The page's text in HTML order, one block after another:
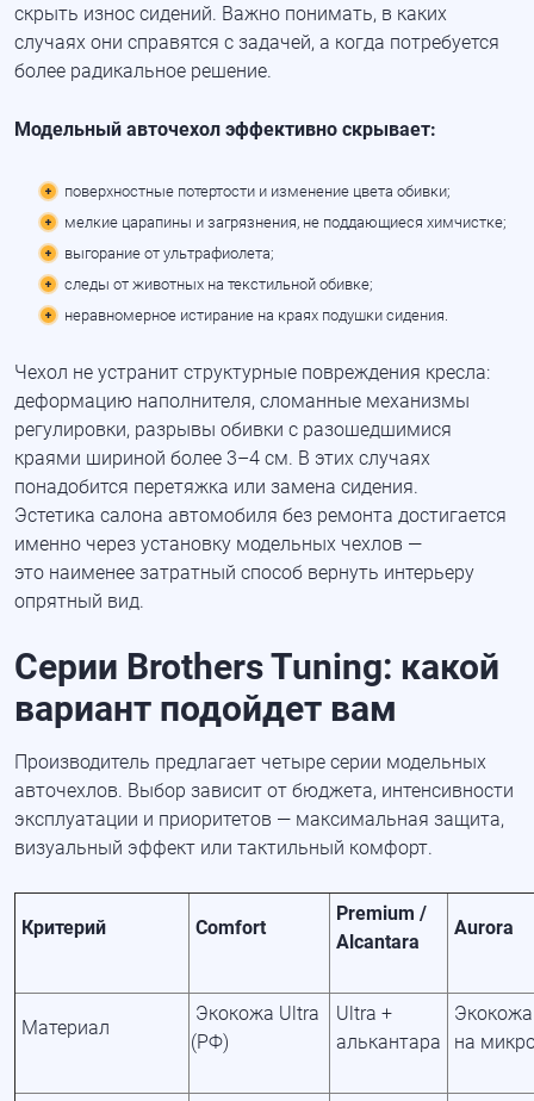
скрыть износ сидений. Важно понимать, в каких
случаях они справятся с задачей, а когда потребуется
более радикальное решение.
Модельный авточехол эффективно скрывает:
поверхностные потертости и изменение цвета обивки;
мелкие царапины и загрязнения, не поддающиеся химчистке;
выгорание от ультрафиолета;
следы от животных на текстильной обивке;
неравномерное истирание на краях подушки сидения.
Чехол не устранит структурные повреждения кресла:
деформацию наполнителя, сломанные механизмы
регулировки, разрывы обивки с разошедшимися
краями шириной более 3–4 см. В этих случаях
понадобится перетяжка или замена сидения.
Эстетика салона автомобиля без ремонта достигается
именно через установку модельных чехлов —
это наименее затратный способ вернуть интерьеру
опрятный вид.
Серии Brothers Tuning: какой
вариант подойдет вам
Производитель предлагает четыре серии модельных
авточехлов. Выбор зависит от бюджета, интенсивности
эксплуатации и приоритетов — максимальная защита,
визуальный эффект или тактильный комфорт.
Критерий Comfort
Premium /
Alcantara
Aurora
Материал
Экокожа Ultra
(РФ)
Ultra +
алькантара
Экокожа
на